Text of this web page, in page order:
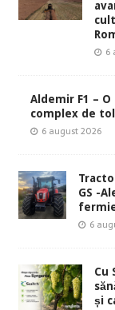
6
Aldemir F1 –
complex de
6 august 2026
GS -
6
Cu
și